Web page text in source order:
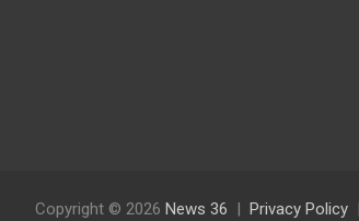
Copyright © 2026 News 36 Privacy Policy